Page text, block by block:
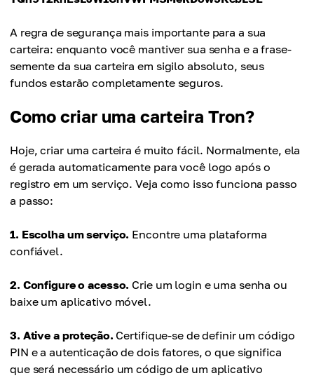
A regra de segurança mais importante para a sua
carteira: enquanto você mantiver sua senha e a frase-
semente da sua carteira em sigilo absoluto, seus
fundos estarão completamente seguros.
Como criar uma carteira Tron?
Hoje, criar uma carteira é muito fácil. Normalmente, ela
é gerada automaticamente para você logo após o
registro em um serviço. Veja como isso funciona passo
a passo:
1. Escolha um serviço. Encontre uma plataforma
confiável.
2. Configure o acesso. Crie um login e uma senha ou
baixe um aplicativo móvel.
3. Ative a proteção. Certifique-se de definir um código
PIN e a autenticação de dois fatores, o que significa
que será necessário um código de um aplicativo